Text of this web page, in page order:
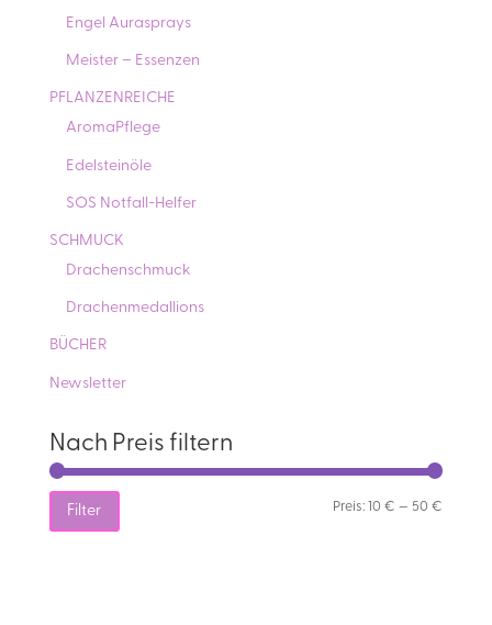
Engel Aurasprays
Meister – Essenzen
PFLANZENREICHE
AromaPflege
Edelsteinöle
SOS Notfall-Helfer
SCHMUCK
Drachenschmuck
Drachenmedallions
BÜCHER
Newsletter
Nach Preis filtern
Filter Preis: 10 € — 50 €